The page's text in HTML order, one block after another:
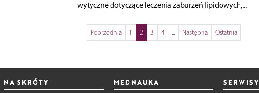
wytyczne dotyczące leczenia zaburzeń lipidowych,...
Poprzednia 1 2 3 4 ... Następna Ostatnia
NA SKRÓTY MEDNAUKA SERWISY